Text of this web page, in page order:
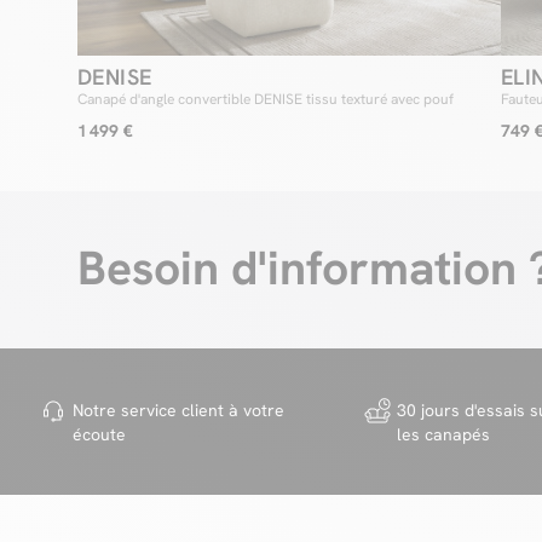
DENISE
Canapé d'angle convertible DENISE tissu texturé avec pouf
1 499 € 749
Besoin d'information
Notre service client à votre
écoute
30 jours d'essais
les canapés